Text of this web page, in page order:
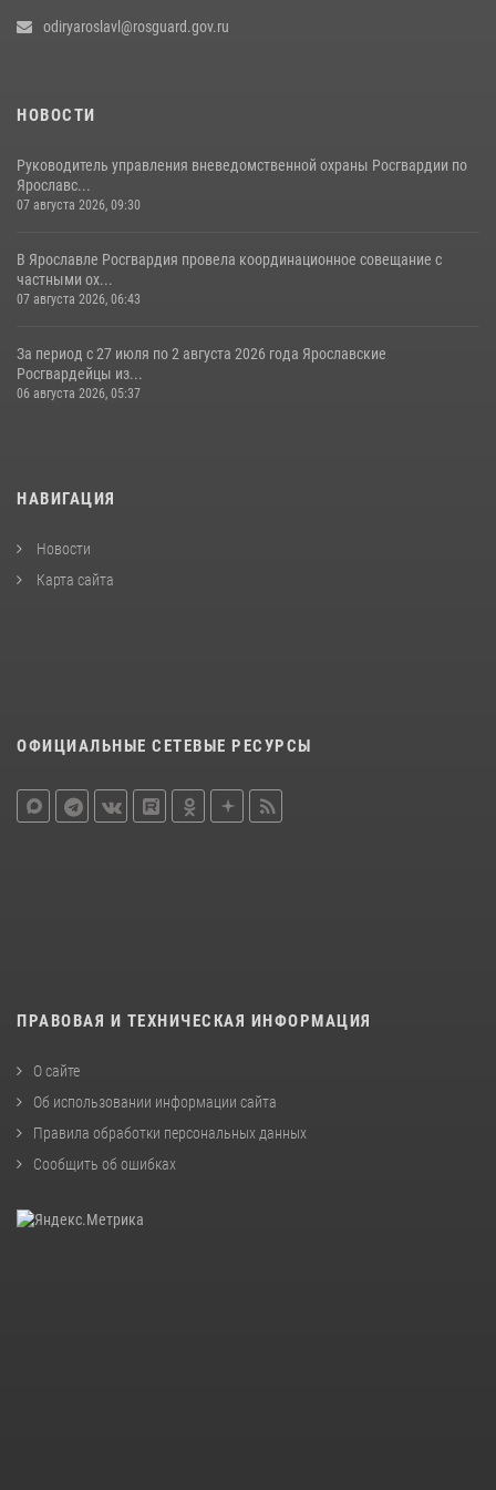
odiryaroslavl@rosguard.gov.ru
НОВОСТИ
Руководитель управления вневедомственной охраны Росгвардии по
Ярославс...
07 августа 2026, 09:30
В Ярославле Росгвардия провела координационное совещание с
частными ох...
07 августа 2026, 06:43
За период с 27 июля по 2 августа 2026 года Ярославские
Росгвардейцы из...
06 августа 2026, 05:37
НАВИГАЦИЯ
Новости
Карта сайта
ОФИЦИАЛЬНЫЕ СЕТЕВЫЕ РЕСУРСЫ
ПРАВОВАЯ И ТЕХНИЧЕСКАЯ ИНФОРМАЦИЯ
О сайте
Об использовании информации сайта
Правила обработки персональных данных
Сообщить об ошибках